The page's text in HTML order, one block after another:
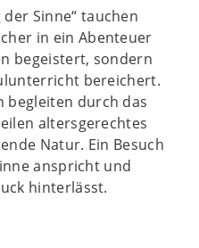
Sinne“ tauchen
in ein Abenteuer
begeistert, sondern
bereichert.
begleiten durch das
altersgerechtes
Natur. Ein Besuch
anspricht und
hinterlässt.